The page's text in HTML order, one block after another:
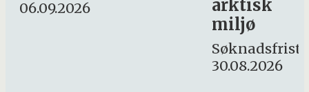
Søknadsfrist:
16. august.